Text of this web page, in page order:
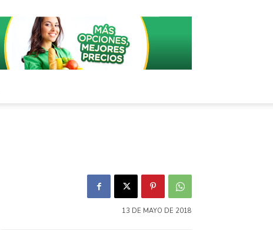
13 DE MAYO DE 2018